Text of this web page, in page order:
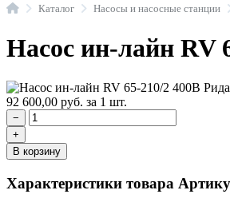
ГлавнаяКаталог Насосы и насосные станции
Насос ин-лайн RV
92 600,00 руб. за 1 шт.
−
+
В корзину
Характеристики товара